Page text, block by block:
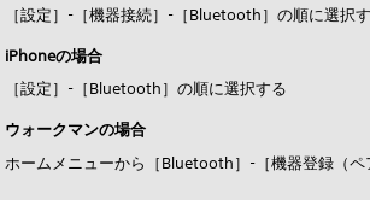
［設定］-［機器接続］-［Bluetooth］の順に選択
iPhoneの場合
［設定］-［Bluetooth］の順に選択する
ウォークマンの場合
ホームメニューから［Bluetooth］-［機器登録（ペ